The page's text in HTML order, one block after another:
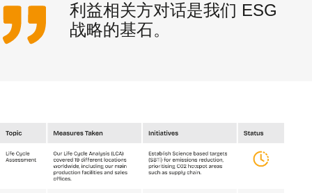
利益相关方对话是我们 ESG
战略的基石。